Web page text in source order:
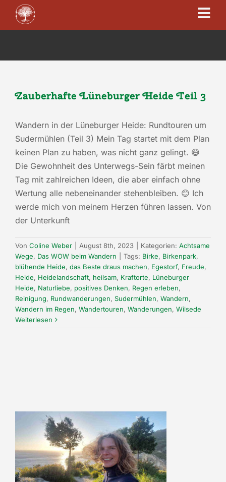
Inhalt
springen
Achtsame Wege
Fotogeschenke
Büromanagement
Kontakt
Zauberhafte Lüneburger Heide Teil 3
Wandern in der Lüneburger Heide: Rundtouren um
Sudermühlen (Teil 3) Mein Tag startet mit dem Plan
keinen Plan zu haben, was nicht ganz gelingt. 😅
Die Gewohnheit des Unterwegs-Sein färbt meinen
Tag mit zahlreichen Ideen, die aber einfach ohne
Wertung alle nebeneinander stehenbleiben. 😊 Ich
werde mich von meinem Herzen führen lassen. Von
der Unterkunft
Von Coline Weber August 8th, 2023 Kategorien: Achtsame
Wege, Das WOW beim Wandern Tags: Birke, Birkenpark,
blühende Heide, das Beste draus machen, Egestorf, Freude,
Heide, Heidelandschaft, heilsam, Kraftorte, Lüneburger
Heide, Naturliebe, positives Denken, Regen erleben,
Reinigung, Rundwanderungen, Sudermühlen, Wandern,
Wandern im Regen, Wandertouren, Wanderungen, Wilsede
Weiterlesen